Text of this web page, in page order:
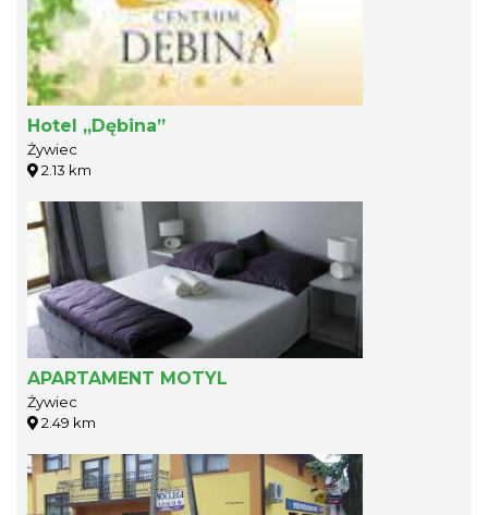
Hotel „Dębina”
Żywiec
2.13 km
APARTAMENT MOTYL
Żywiec
2.49 km